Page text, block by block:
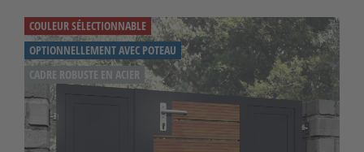
COULEUR SÉLECTIONNABLE
OPTIONNELLEMENT AVEC POTEAU
CADRE ROBUSTE EN ACIER